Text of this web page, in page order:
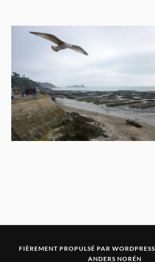
FIÈREMENT PROPULSÉ PAR WORDPRESS
ANDERS NORÉN